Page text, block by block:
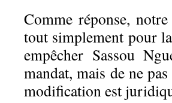
Comme réponse,
tout simplement pour
empêcher Sassou
mandat, mais de ne
modification est